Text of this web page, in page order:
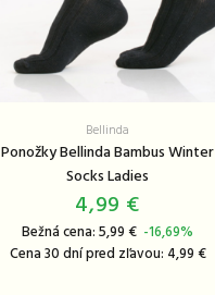
Bellinda
Ponožky Bellinda Bambus Winter
Socks Ladies
4,99 €
Bežná cena: 5,99 € -16,69%
Cena 30 dní pred zľavou: 4,99 €